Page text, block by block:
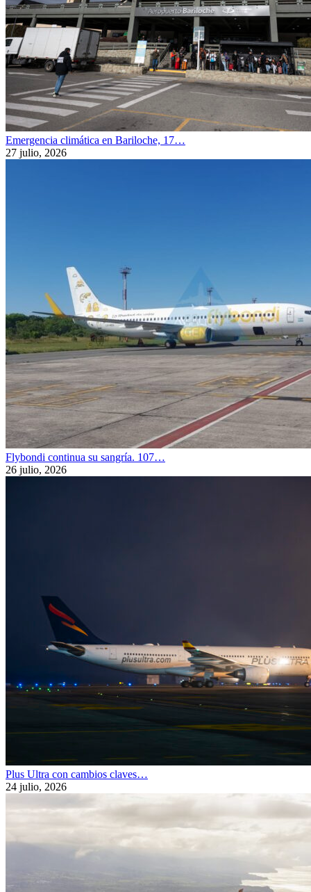
Emergencia climática en Bariloche, 17…
27 julio, 2026
Flybondi continua su sangría. 107…
26 julio, 2026
Plus Ultra con cambios claves…
24 julio, 2026